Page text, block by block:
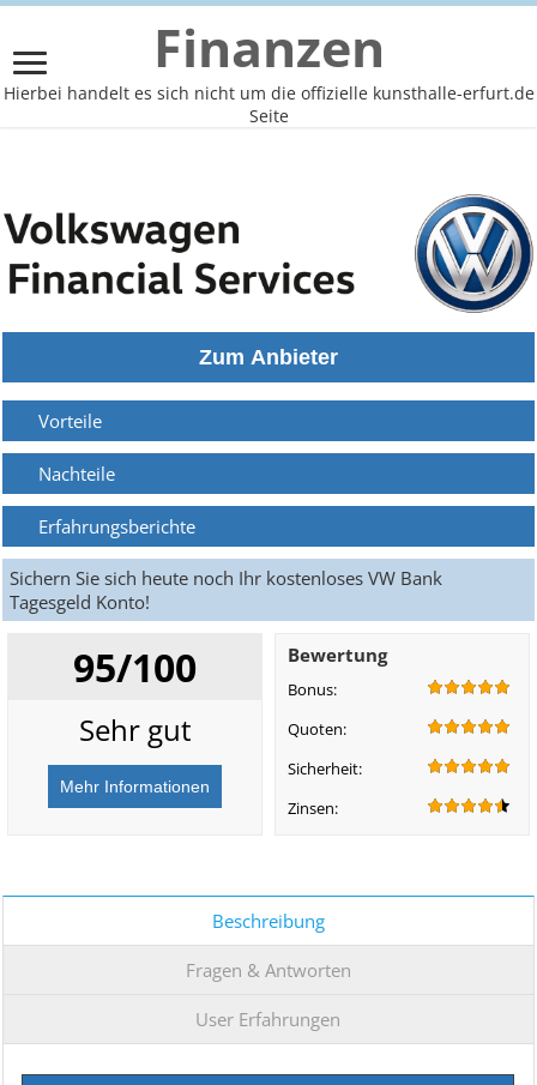
Finanzen
Hierbei handelt es sich nicht um die offizielle kunsthalle-erfurt.de
Seite
Vorteile
Nachteile
Erfahrungsberichte
Sichern Sie sich heute noch Ihr kostenloses VW Bank
Tagesgeld Konto!
95/100
Sehr gut
Bewertung
Bonus:
Quoten:
Sicherheit:
Zinsen:
Beschreibung
Fragen & Antworten
User Erfahrungen